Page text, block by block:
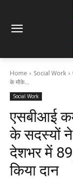
Home Social Work
के मौके...
Social Work
एसबीआई
के सदस्यों
देशभर में
किया दान